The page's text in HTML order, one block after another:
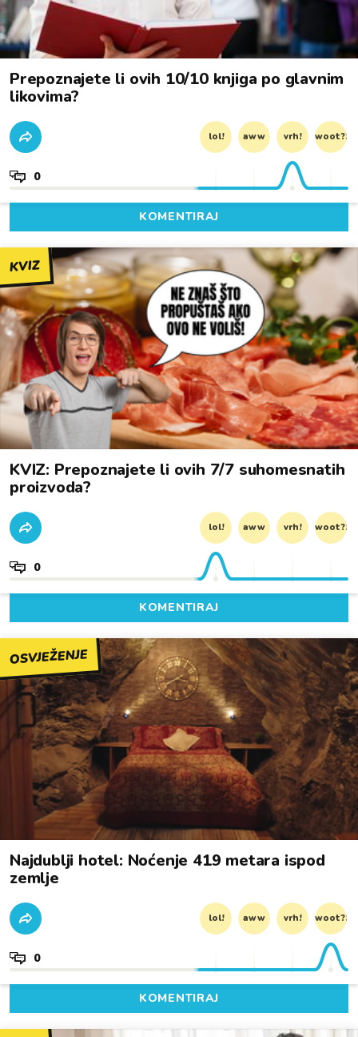
Prepoznajete li ovih 10/10 knjiga po glavnim
likovima?
lol! aww vrh! woot?!
0
KOMENTIRAJ
KVIZ
KVIZ: Prepoznajete li ovih 7/7 suhomesnatih
proizvoda?
lol! aww vrh! woot?!
0
KOMENTIRAJ
OSVJEŽENJE
Najdublji hotel: Noćenje 419 metara ispod
zemlje
lol! aww vrh! woot?!
0
KOMENTIRAJ